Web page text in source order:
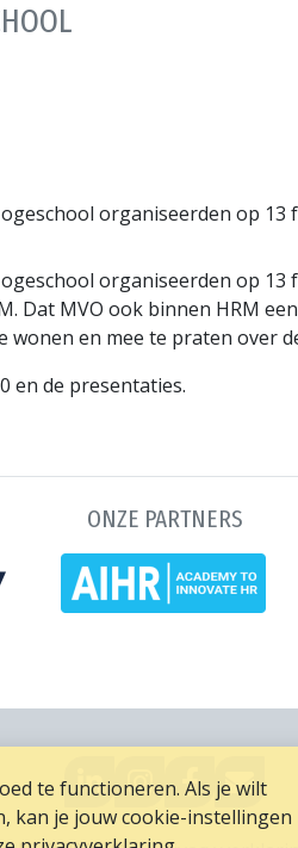
organiseerden op
organiseerden op
Dat MVO ook binnen HRM
en mee te praten over
en de presentaties.
ONZE PARTNERS
GA
NAAR
LINKEDIN
GO
TO
GA
NAAR
ONS
te functioneren. Als je wilt
kan je jouw cookie-instellingen